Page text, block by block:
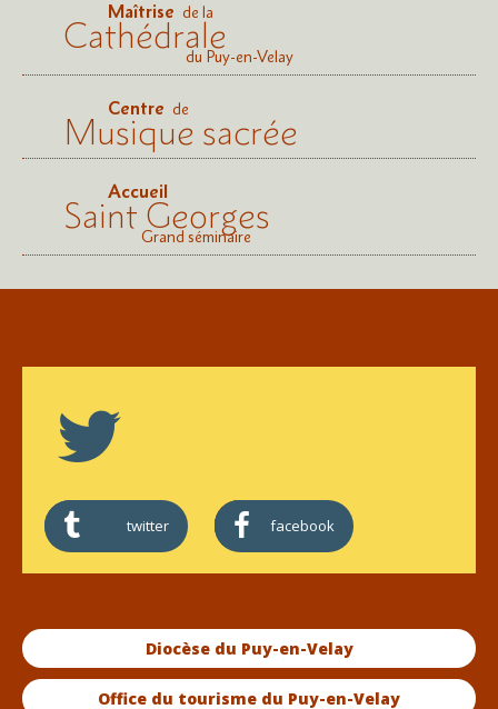
Maîtrise de la
Cathédraledu Puy-en-Velay
Centre de
Musique sacrée
Accueil
Saint Georges
Grand séminaire
twitter facebook
Diocèse du Puy-en-Velay
Office du tourisme du Puy-en-Velay